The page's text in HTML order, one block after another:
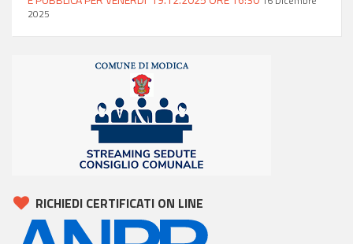
2025
RICHIEDI CERTIFICATI ON LINE